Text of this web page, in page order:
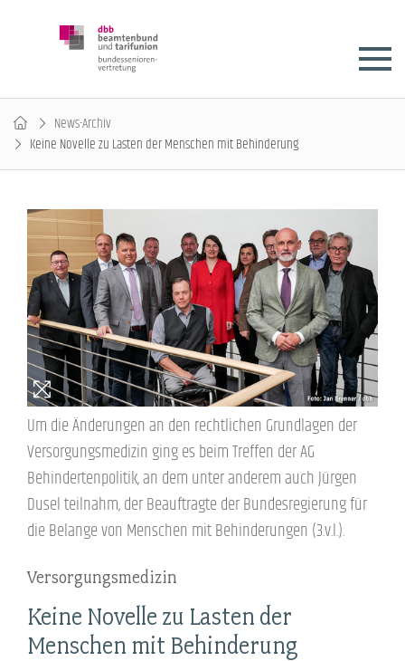
News-Archiv
Keine Novelle zu Lasten der Menschen mit Behinderung
Um die Änderungen an den rechtlichen Grundlagen der
Versorgungsmedizin ging es beim Treffen der AG
Behindertenpolitik, an dem unter anderem auch Jürgen
Dusel teilnahm, der Beauftragte der Bundesregierung für
die Belange von Menschen mit Behinderungen (3.v.l.).
Versorgungsmedizin
Keine Novelle zu Lasten der
Menschen mit Behinderung